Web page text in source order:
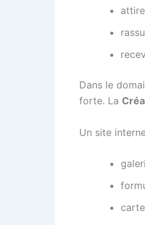
Dans le
forte. La
Un site